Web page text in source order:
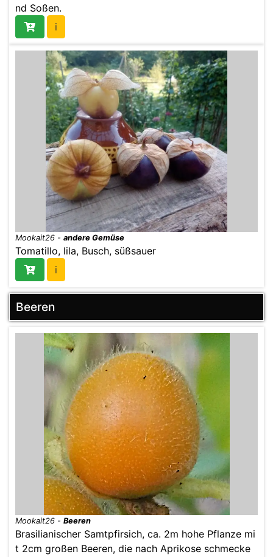
nd Soßen.
i
Mookait26 - andere Gemüse
Tomatillo, lila, Busch, süßsauer
i
Beeren
Mookait26 - Beeren
Brasilianischer Samtpfirsich, ca. 2m hohe Pflanze mi
t 2cm großen Beeren, die nach Aprikose schmecke